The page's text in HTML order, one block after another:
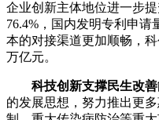
企业创新主体地位进一步
76.4%，国内发明专利申请
本的对接渠道更加顺畅，
万亿元。
科技创新支撑民生改善
的发展思想，努力推出更